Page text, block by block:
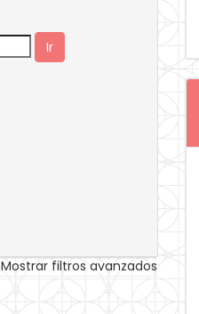
Mostrar filtros avanzados